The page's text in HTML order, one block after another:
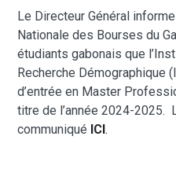
Le Directeur Général
Nationale des Bourses du
étudiants gabonais que
Recherche Démographique
d’entrée en Master
titre de l’année 2024-2025.
communiqué ICI.